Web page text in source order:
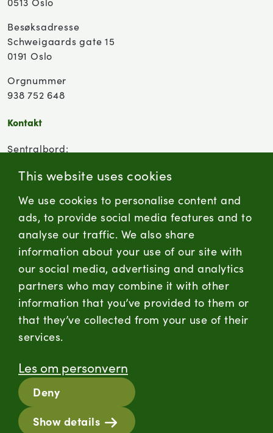
This website uses cookies
We use cookies to personalise content and
ads, to provide social media features and to
analyse our traffic. We also share
information about your use of our site with
our social media, advertising and analytics
partners who may combine it with other
information that you’ve provided to them or
that they’ve collected from your use of their
services.
Deny
Show details
Les om personvern
Besøksadresse
Schweigaards gate 15
0191 Oslo
Orgnummer
938 752 648
Kontakt
Sentralbord:
Kontaktskjema
firmapost@nortura.no
LinkedInFacebookInstagram
RSS
Informasjonskapsler